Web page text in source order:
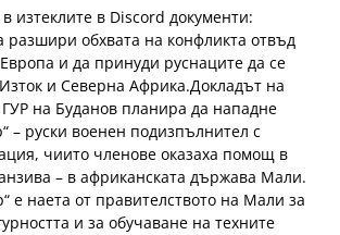
изтеклите в Discord документи:
разшири обхвата на конфликта отвъд
и да принуди руснаците да се
и Северна Африка.Докладът на
на Буданов планира да нападне
– руски военен подизпълнител с
чиито членове оказаха помощ в
– в африканската държава Мали.
е наета от правителството на Мали за
и за обучаване на техните